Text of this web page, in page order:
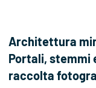
Architettura
Portali, stemmi
raccolta